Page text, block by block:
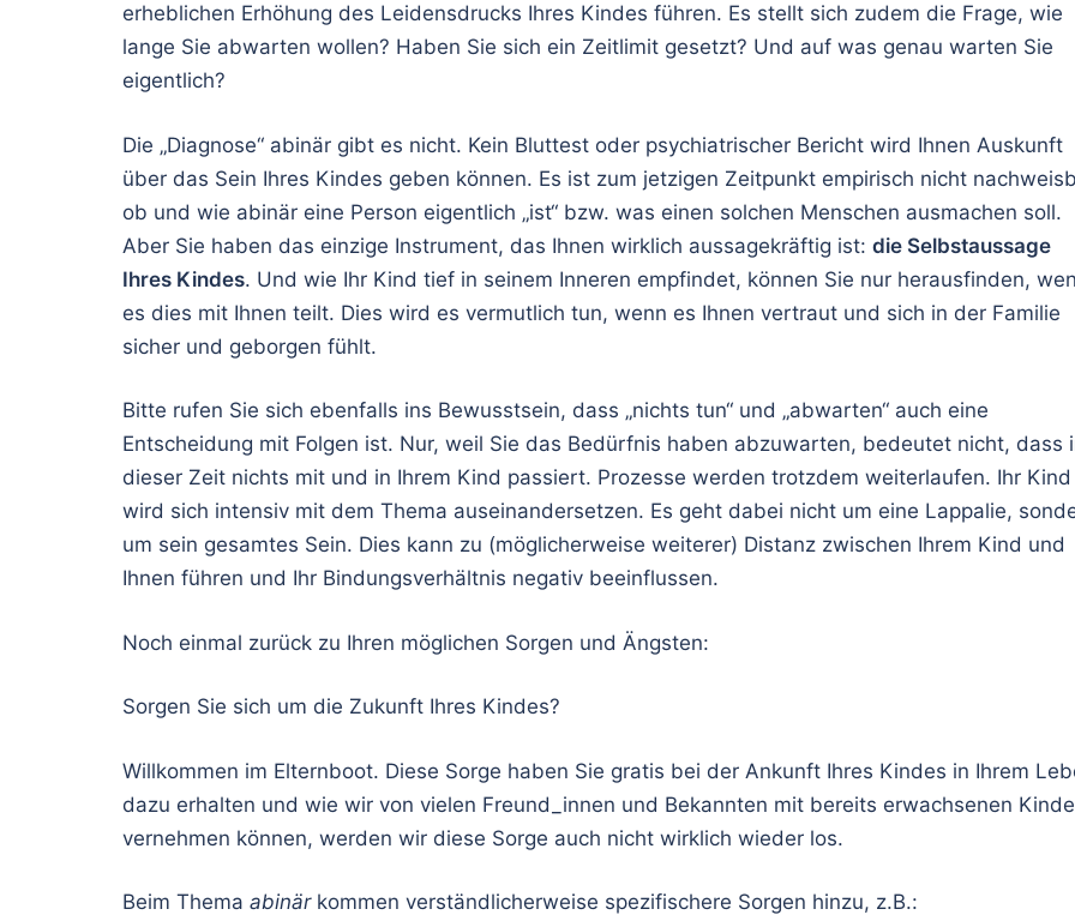
erheblichen Erhöhung des Leidensdrucks Ihres Kindes führen. Es stellt sich zudem die Frage, wie
lange Sie abwarten wollen? Haben Sie sich ein Zeitlimit gesetzt? Und auf was genau warten Sie
eigentlich?
Die „Diagnose“ abinär gibt es nicht. Kein Bluttest oder psychiatrischer Bericht wird Ihnen Auskunft
über das Sein Ihres Kindes geben können. Es ist zum jetzigen Zeitpunkt empirisch nicht
ob und wie abinär eine Person eigentlich „ist“ bzw. was einen solchen Menschen ausmachen soll.
Aber Sie haben das einzige Instrument, das Ihnen wirklich aussagekräftig ist: die Selbstaussage
Ihres Kindes. Und wie Ihr Kind tief in seinem Inneren empfindet, können Sie nur herausfinden,
es dies mit Ihnen teilt. Dies wird es vermutlich tun, wenn es Ihnen vertraut und sich in der Familie
sicher und geborgen fühlt.
Bitte rufen Sie sich ebenfalls ins Bewusstsein, dass „nichts tun“ und „abwarten“ auch eine
Entscheidung mit Folgen ist. Nur, weil Sie das Bedürfnis haben abzuwarten, bedeutet nicht, dass
dieser Zeit nichts mit und in Ihrem Kind passiert. Prozesse werden trotzdem weiterlaufen. Ihr Kind
wird sich intensiv mit dem Thema auseinandersetzen. Es geht dabei nicht um eine Lappalie,
um sein gesamtes Sein. Dies kann zu (möglicherweise weiterer) Distanz zwischen Ihrem Kind und
Ihnen führen und Ihr Bindungsverhältnis negativ beeinflussen.
Noch einmal zurück zu Ihren möglichen Sorgen und Ängsten:
Sorgen Sie sich um die Zukunft Ihres Kindes?
Willkommen im Elternboot. Diese Sorge haben Sie gratis bei der Ankunft Ihres Kindes in Ihrem
dazu erhalten und wie wir von vielen Freund_innen und Bekannten mit bereits erwachsenen
vernehmen können, werden wir diese Sorge auch nicht wirklich wieder los.
Beim Thema abinärkommen verständlicherweise spezifischere Sorgen hinzu, z.B.: